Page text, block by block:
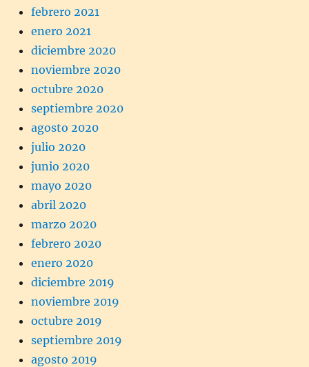
febrero 2021
enero 2021
diciembre 2020
noviembre 2020
octubre 2020
septiembre 2020
agosto 2020
julio 2020
junio 2020
mayo 2020
abril 2020
marzo 2020
febrero 2020
enero 2020
diciembre 2019
noviembre 2019
octubre 2019
septiembre 2019
agosto 2019